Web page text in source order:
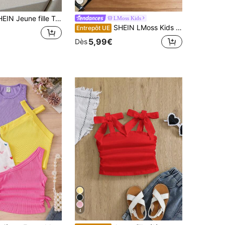
fille T-shirt décontracté à épaules dénudées de couleur unie
LMoss Kids
Entrepôt UE SHEIN LMoss Kids Débardeur tricoté uni, style mode adapté pour l'été
Dès5,99€
de Étirement moyen Débardeurs et camisoles pour je
4